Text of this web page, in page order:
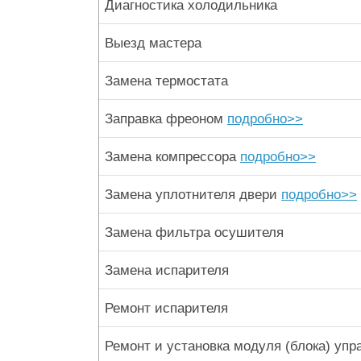
Диагностика холодильника
Выезд мастера
Замена термостата
Заправка фреоном подробно>>
Замена компрессора подробно>>
Замена уплотнителя двери подробно>>
Замена фильтра осушителя
Замена испарителя
Ремонт испарителя
Ремонт и установка модуля (блока)